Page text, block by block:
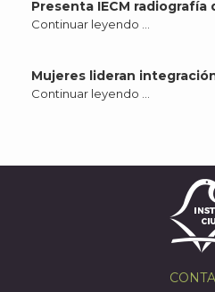
Presenta IECM
Continuar leyendo …
Mujeres lideran
Continuar leyendo …